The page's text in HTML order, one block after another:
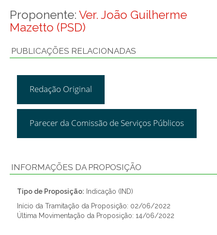
Proponente: Ver. João Guilherme
Mazetto (PSD)
PUBLICAÇÕES RELACIONADAS
Redação Original
Parecer da Comissão de Serviços Públicos
INFORMAÇÕES DA PROPOSIÇÃO
Tipo de Proposição: Indicação (IND)
Início da Tramitação da Proposição: 02/06/2022
Última Movimentação da Proposição: 14/06/2022